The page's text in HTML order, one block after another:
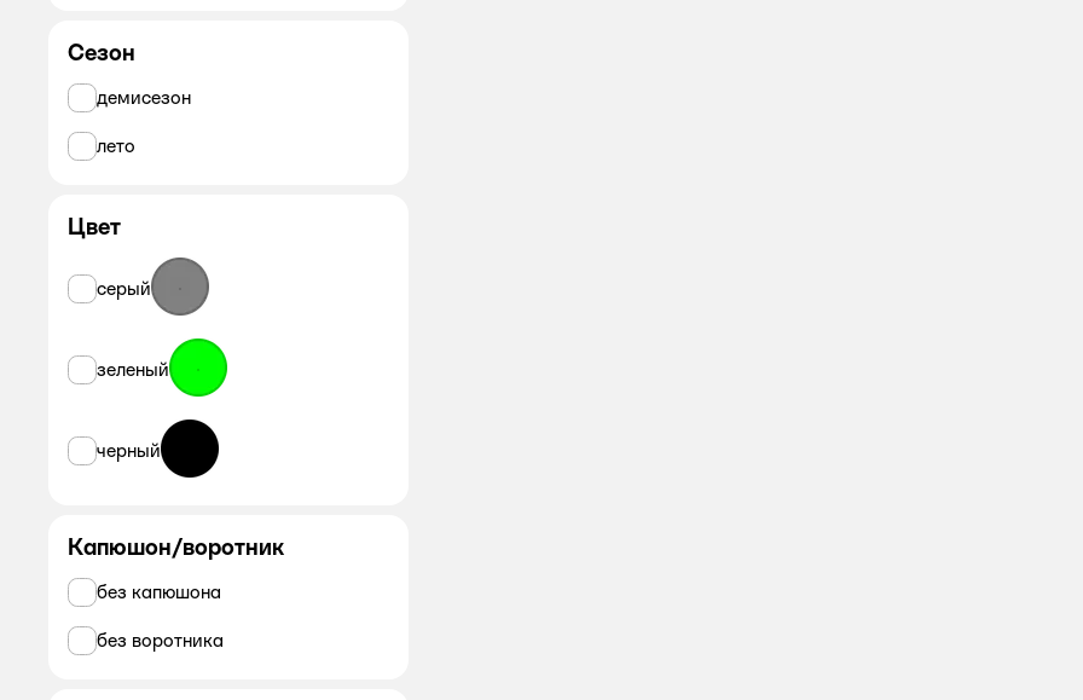
Сезон
демисезон
лето
Цвет
серый
зеленый
черный
Капюшон/воротник
без капюшона
без воротника